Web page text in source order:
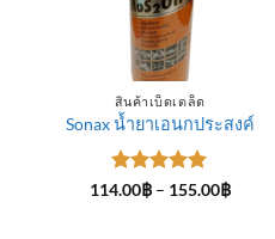
สินค้าเบ็ดเตล็ด
Sonax น้ำยาเอนกประสงค์
ให้คะแนน
114.00฿ – 155.00฿Price